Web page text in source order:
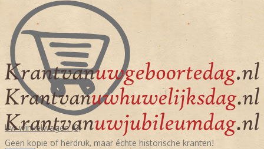
Uw winkelwagen (0)
Geen kopie of herdruk, maar échte historische kranten!